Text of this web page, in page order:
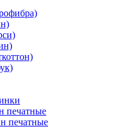
печатные
печатные